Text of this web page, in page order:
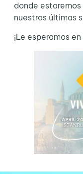
donde
nuestras últimas
¡Le esperamos